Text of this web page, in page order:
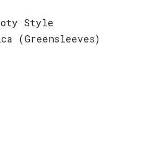
Style
(Greensleeves)